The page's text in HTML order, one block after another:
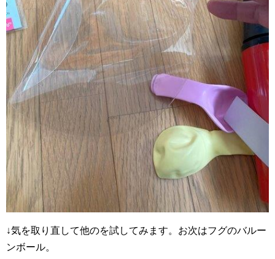
↓気を取り直して他のを試してみます。お次はフグのバルー
ンボール。